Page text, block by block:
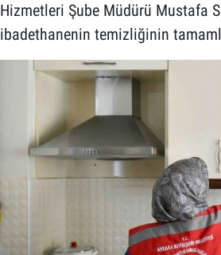
Hizmetleri Şube Müdürü Mustafa
ibadethanenin temizliğinin